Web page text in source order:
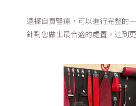
選擇自費醫療，可以進行完整的
針對您做出最合適的處置，達到